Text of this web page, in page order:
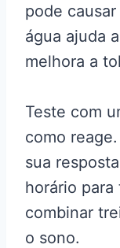
pode
água ajuda
melhora a
Teste com
como
sua
horário para
combinar
o sono.